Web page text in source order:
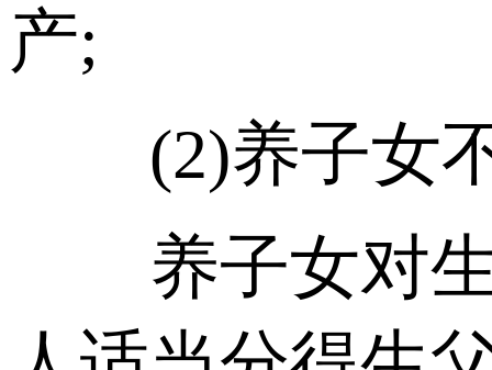
产;
(2)养子女不
养子女对生